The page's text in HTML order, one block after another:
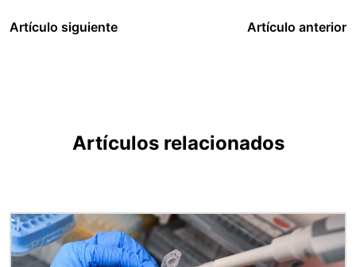
Artículo siguiente Artículo anterior
Artículos relacionados
Imagen